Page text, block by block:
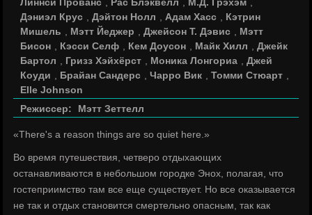
Дэниэл Крус
,Дэйтон Нолл Адам Хасс
Кэтрин
Мишель
Мэтт Йеджер ,Джейсон Т. Дэвис
Мэтт
Бисон
Кэсси Селф Кем Доусон Майк Хилл ,Джейк
Бартол
Гризз Хэйхёрст Моника Лонгориа ,Джей
Коуди
Брайан Сандерс ,Чарро Вик ,Томми Стюарт
Elle Johnson
Режиссер:
Мэтт Зеттелл
«There's a reason things are so quiet here.»
Во время путешествия, четверо отдыхающих
останавливаются в небольшом городке Энох, полагая, что
гостеприимство там все еще существует. Но все оказывается
не так и отдых становится смертельно опасным, так как